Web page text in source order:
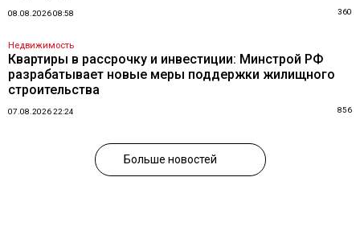
08.08.2026 08:58 360
Недвижимость
Квартиры в рассрочку и инвестиции: Минстрой РФ
разрабатывает новые меры поддержки жилищного
строительства
07.08.2026 22:24 856
Больше новостей